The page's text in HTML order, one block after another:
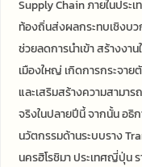
Supply Chain ภายในประเ
ท้องถิ่นส่งผลกระทบเชิงบว
ช่วยลดการนำเข้า สร้างงา
เมืองใหญ่ เกิดการกระจา
และเสริมสร้างความสามาร
จริงในปลายปีนี้ จากนั้น อธิ
นวัตกรรมด้านระบบราง
นครฮิโรชิมา ประเทศญี่ปุ่น